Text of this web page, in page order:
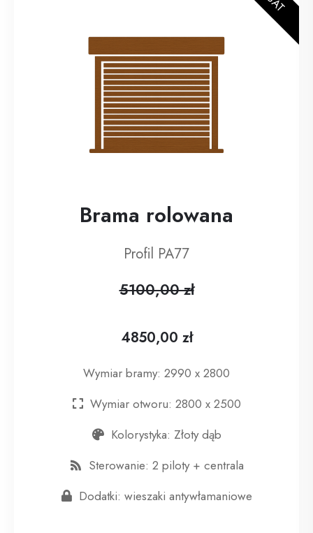
Brama rolowana
Profil PA77
5100,00 zł
4850,00 zł
Wymiar bramy: 2990 x 2800
Wymiar otworu: 2800 x 2500
Kolorystyka: Złoty dąb
Sterowanie: 2 piloty + centrala
Dodatki: wieszaki antywłamaniowe